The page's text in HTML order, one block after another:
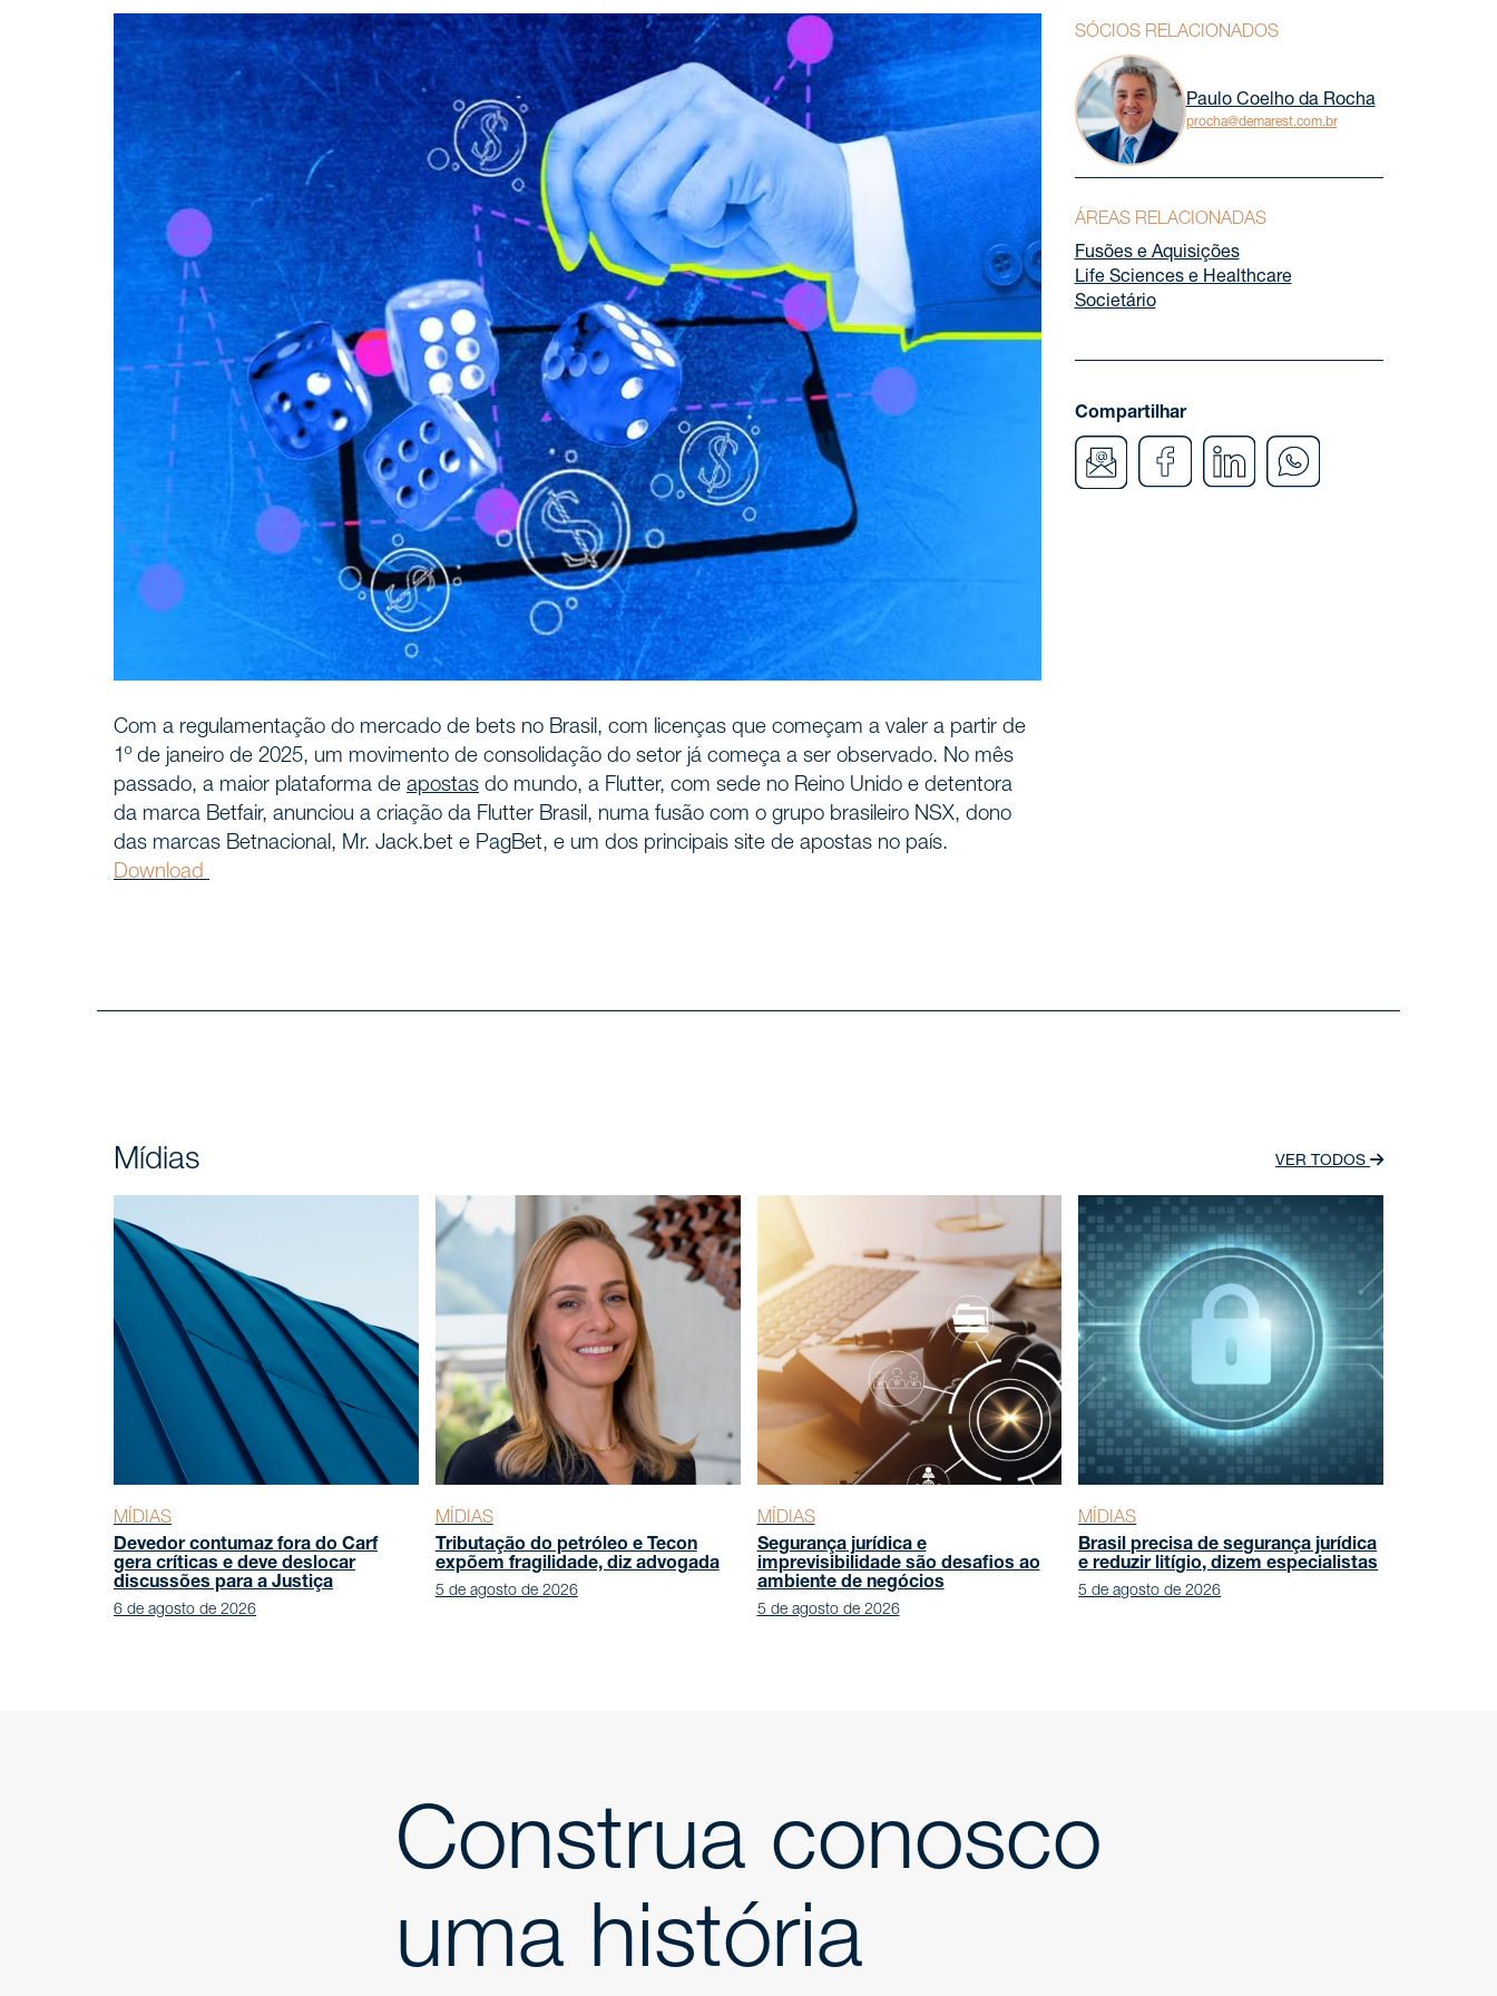
Home
NÓS, DEMAREST
Nossa história
Sobre nós
Carreiras
CONTATO Fale conosco
Com a regulamentação do mercado de bets no Brasil, com licenças que começam a valer a partir de
1º de janeiro de 2025, um movimento de consolidação do setor já começa a ser observado. No mês
passado, a maior plataforma de apostas do mundo, a Flutter, com sede no Reino Unido e detentora
da marca Betfair, anunciou a criação da Flutter Brasil, numa fusão com o grupo brasileiro NSX, dono
das marcas Betnacional, Mr. Jack.bet e PagBet, e um dos principais site de apostas no país.
Download
SÓCIOS RELACIONADOS
Paulo Coelho da Rocha
procha@demarest.com.br
ÁREAS RELACIONADAS
Fusões e Aquisições
Life Sciences e Healthcare
Societário
Compartilhar
Mídias VER TODOS
MÍDIAS
Devedor contumaz fora do Carf
gera críticas e deve deslocar
discussões para a Justiça
6 de agosto de 2026
MÍDIAS
Tributação do petróleo e Tecon
expõem fragilidade, diz advogada
5 de agosto de 2026
MÍDIAS
Segurança jurídica e
imprevisibilidade são desafios ao
ambiente de negócios
5 de agosto de 2026
MÍDIAS
Brasil precisa de segurança jurídica
e reduzir litígio, dizem especialistas
5 de agosto de 2026
Construa conosco
uma história